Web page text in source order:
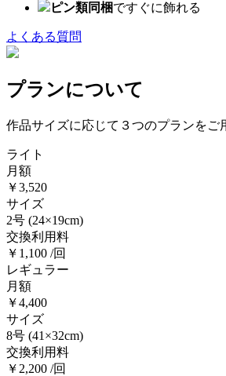
ピン類同梱ですぐに飾れる
よくある質問
プランについて
作品サイズに応じて３つのプランをご
ライト
月額
￥3,520
サイズ
2号 (24×19cm)
交換利用料
￥1,100 /回
レギュラー
月額
￥4,400
サイズ
8号 (41×32cm)
交換利用料
￥2,200 /回